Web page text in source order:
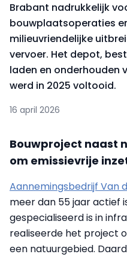
Brabant nadrukkelijk
bouwplaatsoperaties
milieuvriendelijke
vervoer. Het depot,
laden en onderhouden
werd in 2025 voltooid.
16 april 2026
Bouwproject naast
om emissievrije
Aannemingsbedrijf Van
meer dan 55 jaar actief
gespecialiseerd is in
realiseerde het project
een natuurgebied.